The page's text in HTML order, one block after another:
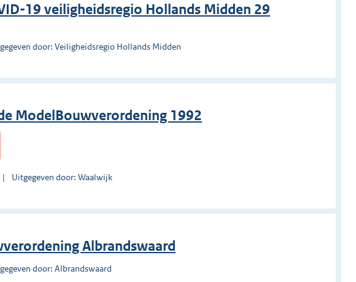
19 veiligheidsregio Hollands Midden 29
door: Veiligheidsregio Hollands Midden
ModelBouwverordening 1992
Uitgegeven door: Waalwijk
Albrandswaard
door: Albrandswaard